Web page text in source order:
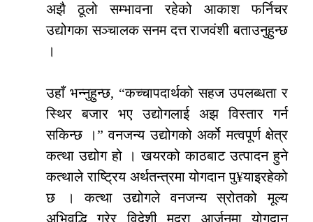
अझै ठूलो सम्भावना रहेको आकाश फर्निचर
उद्योगका सञ्चालक सनम दत्त राजवंशी बताउनुहुन्छ
।
उहाँ भन्नुहुन्छ, “कच्चापदार्थको सहज उपलब्धता र
स्थिर बजार भए उद्योगलाई अझ विस्तार गर्न
सकिन्छ ।” वनजन्य उद्योगको अर्को मत्वपूर्ण क्षेत्र
कत्था उद्योग हो । खयरको काठबाट उत्पादन हुने
कत्थाले राष्ट्रिय अर्थतन्त्रमा योगदान पु¥याइरहेको
छ । कत्था उद्योगले वनजन्य स्रोतको मूल्य
अभिवृद्धि गरेर विदेशी मुद्रा आर्जनमा योगदान